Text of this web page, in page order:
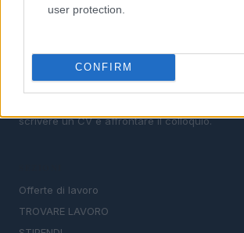
user protection.
CONFIRM
Il portale del lavoro e della carriera. Offerte
scrivere un CV e affrontare il colloquio.
Offerte di lavoro
TROVARE LAVORO